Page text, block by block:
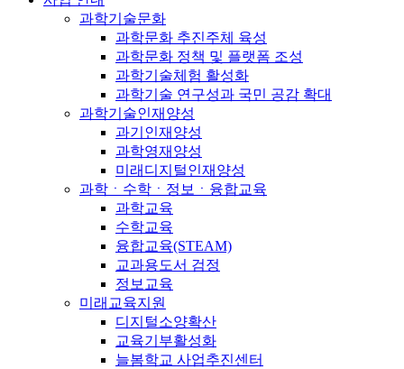
과학기술문화
과학문화 추진주체 육성
과학문화 정책 및 플랫폼 조성
과학기술체험 활성화
과학기술 연구성과 국민 공감 확대
과학기술인재양성
과기인재양성
과학영재양성
미래디지털인재양성
과학ㆍ수학ㆍ정보ㆍ융합교육
과학교육
수학교육
융합교육(STEAM)
교과용도서 검정
정보교육
미래교육지원
디지털소양확산
교육기부활성화
늘봄학교 사업추진센터